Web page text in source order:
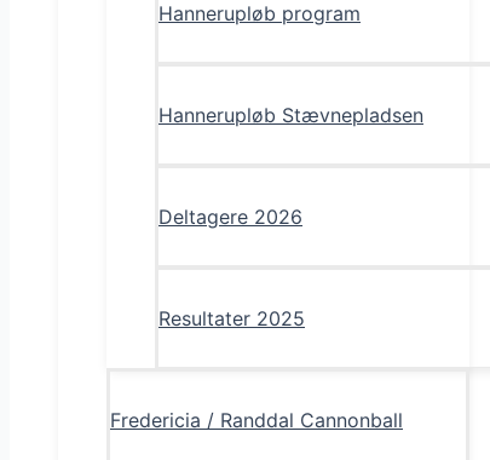
Hannerupløb program
Hannerupløb Stævnepladsen
Deltagere 2026
Resultater 2025
Fredericia / Randdal Cannonball